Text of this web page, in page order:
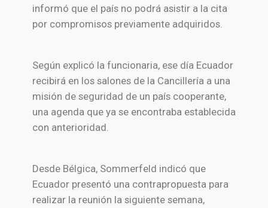
informó que el país no podrá asistir a la cita
por compromisos previamente adquiridos.
Según explicó la funcionaria, ese día Ecuador
recibirá en los salones de la Cancillería a una
misión de seguridad de un país cooperante,
una agenda que ya se encontraba establecida
con anterioridad.
Desde Bélgica, Sommerfeld indicó que
Ecuador presentó una contrapropuesta para
realizar la reunión la siguiente semana,